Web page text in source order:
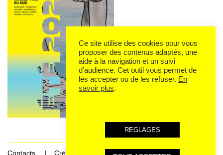
Contacts Crédits
Ce site utilise des cookies pour vous
proposer des contenus adaptés, une
aide à la navigation et un suivi
d’audience. Cet outil vous permet de
les accepter ou de les refuser. En
savoir plus.
REGLAGES